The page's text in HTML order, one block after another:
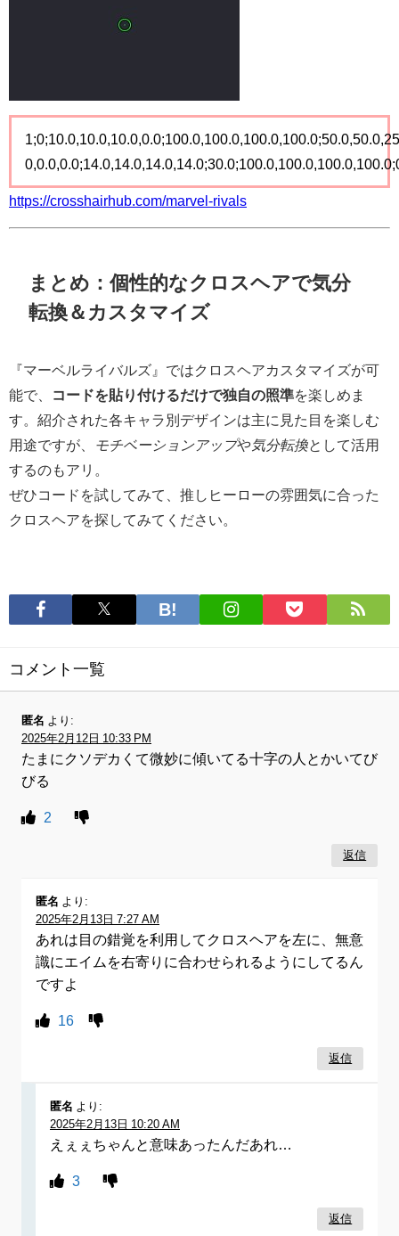
https://crosshairhub.com/marvel-rivals
まとめ：個性的なクロスヘアで気分
転換＆カスタマイズ
『マーベルライバルズ』ではクロスヘアカスタマイズが可
能で、
コードを貼り付けるだけで独自の照準を楽しめま
す。紹介された各キャラ別デザインは主に見た目を楽しむ
用途ですが、
モチベーションアップや気分転換として活用
するのもアリ。
ぜひコードを試してみて、推しヒーローの雰囲気に合った
クロスヘアを探してみてください。
コメント一覧
匿名 より:
2025年2月12日 10:33 PM
たまにクソデカくて微妙に傾いてる十字の人とかいてび
びる
2
返信
匿名 より:
2025年2月13日 7:27 AM
あれは目の錯覚を利用してクロスヘアを左に、無意
識にエイムを右寄りに合わせられるようにしてるん
ですよ
16
返信
匿名 より:
2025年2月13日 10:20 AM
えぇぇちゃんと意味あったんだあれ…
3
返信